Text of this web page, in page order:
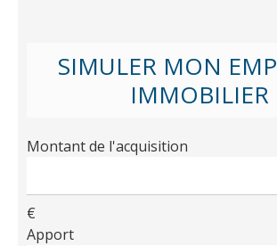
SIMULER MON
IMMOBILIER
Montant de l'acquisition
€
Apport